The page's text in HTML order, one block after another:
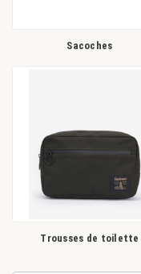
Sacoches
Trousses de toilette